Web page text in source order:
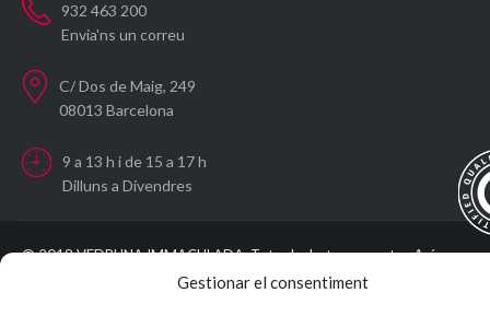
Gestionar el consentiment
932 463 200
Envia'ns un correu
C/ Dos de Maig, 249
08013 Barcelona
9 a 13 h i de 15 a 17 h
Dilluns a Divendres
© 2018 VEDRUNA IMMACULADA. Tots els drets reservats -Avís
Política de privadesa-Política de cookies-